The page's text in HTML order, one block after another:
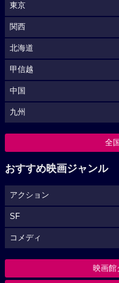
東京
関西
北海道
甲信越
中国
九州
全
おすすめ映画ジャンル
アクション
SF
コメディ
映画館